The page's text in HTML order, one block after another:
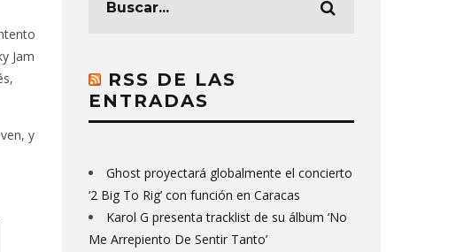
Jam
y
RSS DE LAS
ENTRADAS
Ghost proyectará globalmente el concierto
‘2 Big To Rig’ con función en Caracas
Karol G presenta tracklist de su álbum ‘No
Me Arrepiento De Sentir Tanto’